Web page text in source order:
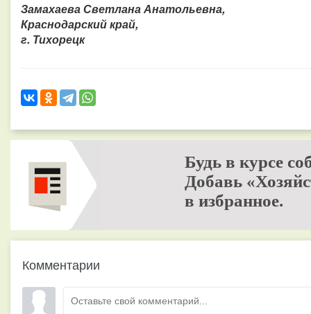
Замахаева Светлана Анатольевна,
Краснодарский край,
г. Тихорецк
Будь в курсе
Добавь
в избранное.
Комментарии